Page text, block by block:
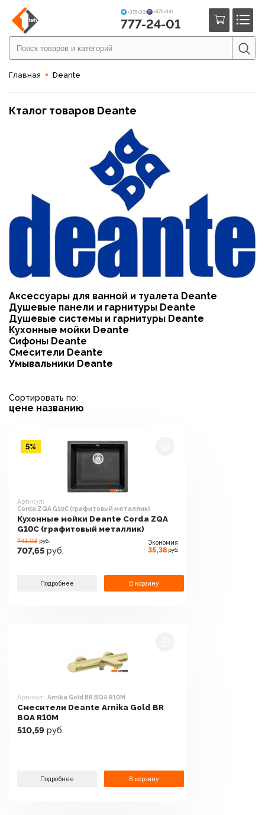
+375 (29) +375 (44)
777-24-01
Главная Deante
Кталог товаров Deante
Аксессуары для ванной и туалета Deante
Душевые панели и гарнитуры Deante
Душевые системы и гарнитуры Deante
Кухонные мойки Deante
Сифоны Deante
Смесители Deante
Умывальники Deante
Сортировать по:
цене названию
Артикул:
Corda ZQA G10C (графитовый металлик)
Кухонные мойки Deante Corda ZQA
G10C (графитовый металлик)
743.03 руб.
707,65 руб.
Экономия
35,38 руб.
Подробнее В корзину
5%
Артикул: Arnika Gold BR BQA R10M
Смесители Deante Arnika Gold BR
BQA R10M
510,59 руб.
Подробнее В корзину